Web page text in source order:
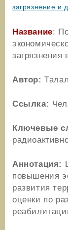
загрязнение и
Название:
загрязнения
Автор:
Ссылка:
Ключевые
Аннотация:
повышения
развития
оценки по